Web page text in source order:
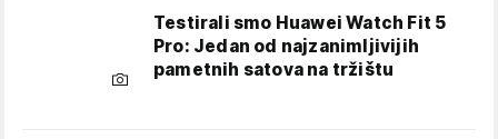
Testirali smo Huawei Watch Fit 5
Pro: Jedan od najzanimljivijih
pametnih satova na tržištu